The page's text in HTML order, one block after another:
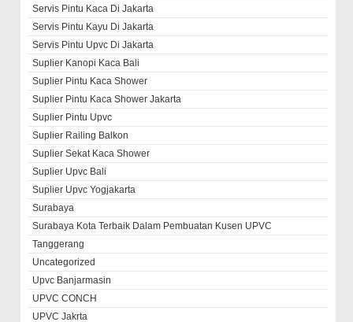
Servis Pintu Kaca Di Jakarta
Servis Pintu Kayu Di Jakarta
Servis Pintu Upvc Di Jakarta
Suplier Kanopi Kaca Bali
Suplier Pintu Kaca Shower
Suplier Pintu Kaca Shower Jakarta
Suplier Pintu Upvc
Suplier Railing Balkon
Suplier Sekat Kaca Shower
Suplier Upvc Bali
Suplier Upvc Yogjakarta
Surabaya
Surabaya Kota Terbaik Dalam Pembuatan Kusen UPVC
Tanggerang
Uncategorized
Upvc Banjarmasin
UPVC CONCH
UPVC Jakrta